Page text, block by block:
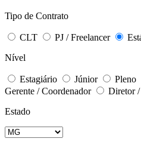
Tipo de Contrato
CLT PJ / Freelancer
Nível
Estagiário Júnior Pleno
Gerente / Coordenador
Diretor
Estado